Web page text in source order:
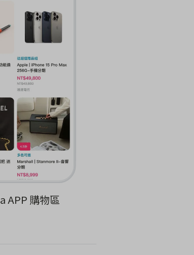
APP 購物區